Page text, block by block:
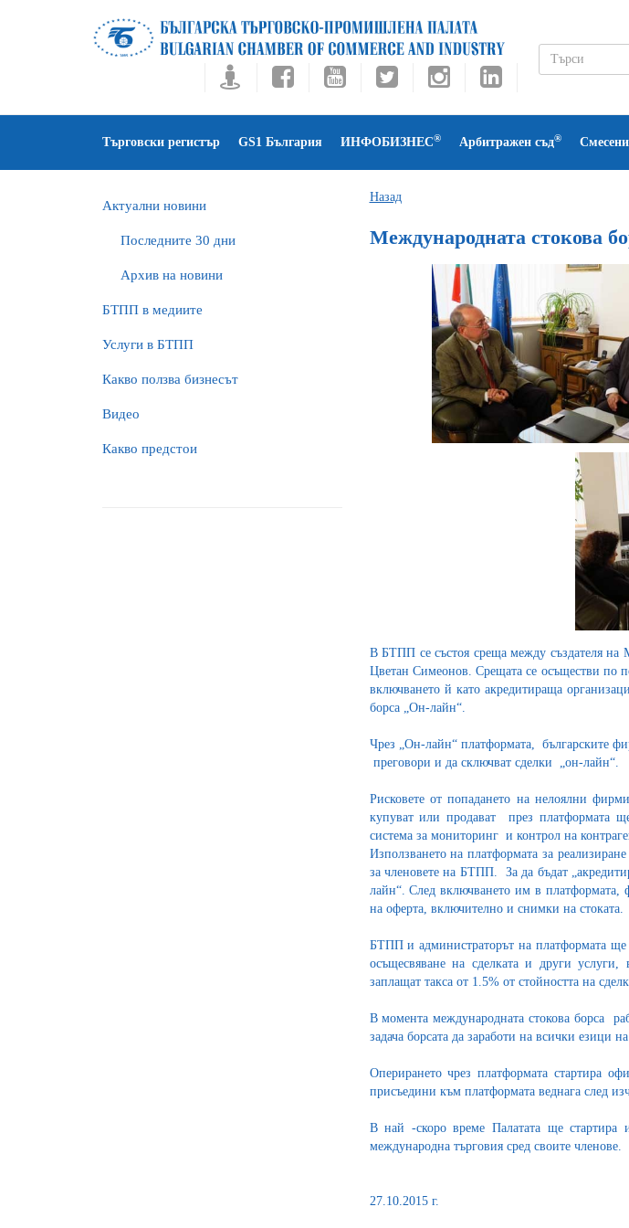
Търговски регистър GS1 България ИНФОБИЗНЕС® Арбитражен съд®
Актуални новини
Последните 30 дни
Архив на новини
БTПП в медиите
Услуги в БТПП
Какво ползва бизнесът
Видео
Какво предстои
Назад
Международната стокова
В БТПП се състоя среща между създателя
Цветан Симеонов. Срещата се осъществи по
включването й като акредитираща
борса „Он-лайн“.
Чрез „Он-лайн“ платформата, българските
преговори и да сключват сделки „он-лайн“.
Рисковете от попадането на нелоялни
купуват или продават през платформата
система за мониторинг и контрол на
Използването на платформата за
за членовете на БТПП. За да бъдат
лайн“. След включването им в платформата,
на оферта, включително и снимки на стоката.
БТПП и администраторът на платформата
осъщесвяване на сделката и други
заплащат такса от 1.5% от стойността на
В момента международната стокова борса
задача борсата да заработи на всички езици
Оперирането чрез платформата
присъедини към платформата веднага след
В най -скоро време Палатата ще стартира
международна търговия сред своите членове.
27.10.2015 г.